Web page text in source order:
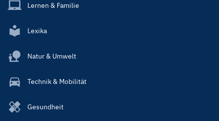
Lernen & Familie
Lexika
Natur & Umwelt
Technik & Mobilität
Gesundheit